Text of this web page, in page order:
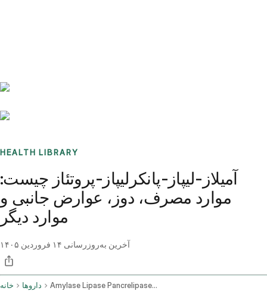
HEALTH LIBRARY
آمیلاز-لیپاز-پانکرلیپاز-پروتئاز چیست:
موارد مصرف، دوز، عوارض جانبی و
موارد دیگر
آخرین به‌روزرسانی ۱۴ فروردین ۱۴۰۵
خانه داروها Amylase Lipase Pancrelipase Protease Oral Route